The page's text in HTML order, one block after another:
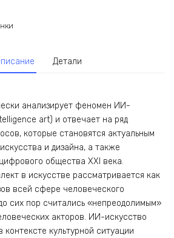
Детали
анализирует феномен ИИ-
art) и отвечает на ряд
которые становятся актуальным
и дизайна, а также
общества XXI века.
в искусстве рассматривается как
всей сфере человеческого
сих пор считались «непреодолимым»
акторов. ИИ-искусство
контексте культурной ситуации